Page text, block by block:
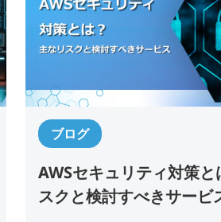
ブログ
AWSセキュリティ対策と
スクと検討すべきサービ